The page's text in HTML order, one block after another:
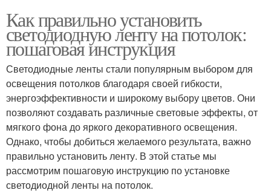
Как правильно установить
светодиодную ленту на потолок:
пошаговая инструкция
Светодиодные ленты стали популярным выбором для
освещения потолков благодаря своей гибкости,
энергоэффективности и широкому выбору цветов. Они
позволяют создавать различные световые эффекты, от
мягкого фона до яркого декоративного освещения.
Однако, чтобы добиться желаемого результата, важно
правильно установить ленту. В этой статье мы
рассмотрим пошаговую инструкцию по установке
светодиодной ленты на потолок.